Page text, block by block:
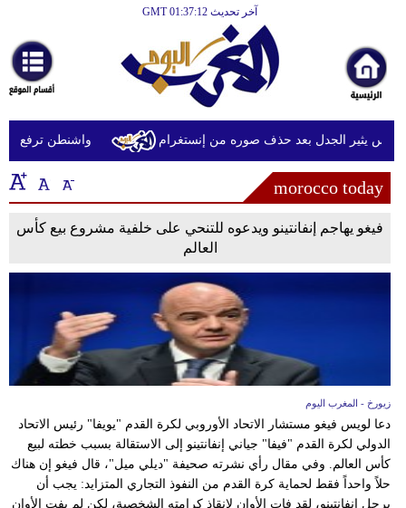
آخر تحديث GMT 01:37:12
أخبارعاجلة
رياضة
ثقافة
إقتصاد
وتغذية
سياحة
وسفر
ديكور
أخبار
واشنطن ترفع يثير الجدل بعد حذف صوره من إنستغرام
morocco today
فيغو يهاجم إنفانتينو ويدعوه للتنحي على خلفية مشروع بيع كأس
العالم
زيورخ - المغرب اليوم
دعا لويس فيغو مستشار الاتحاد الأوروبي لكرة القدم "يويفا" رئيس الاتحاد
الدولي لكرة القدم "فيفا" جياني إنفانتينو إلى الاستقالة بسبب خطته لبيع
كأس العالم. وفي مقال رأي نشرته صحيفة "ديلي ميل"، قال فيغو إن هناك
حلاً واحداً فقط لحماية كرة القدم من النفوذ التجاري المتزايد: يجب أن
يرحل إنفانتينو، لقد فات الأوان لإنقاذ كرامته الشخصية، لكن لم يفت الأوان